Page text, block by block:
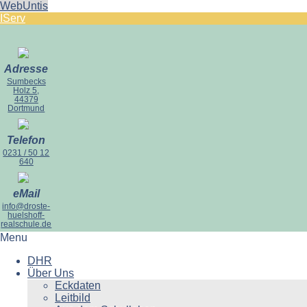
WebUntis
IServ
Adresse
Sumbecks
Holz 5,
44379
Dortmund
Telefon
0231 / 50 12
640
eMail
info@droste-
huelshoff-
realschule.de
Menu
DHR
Über Uns
Eckdaten
Leitbild